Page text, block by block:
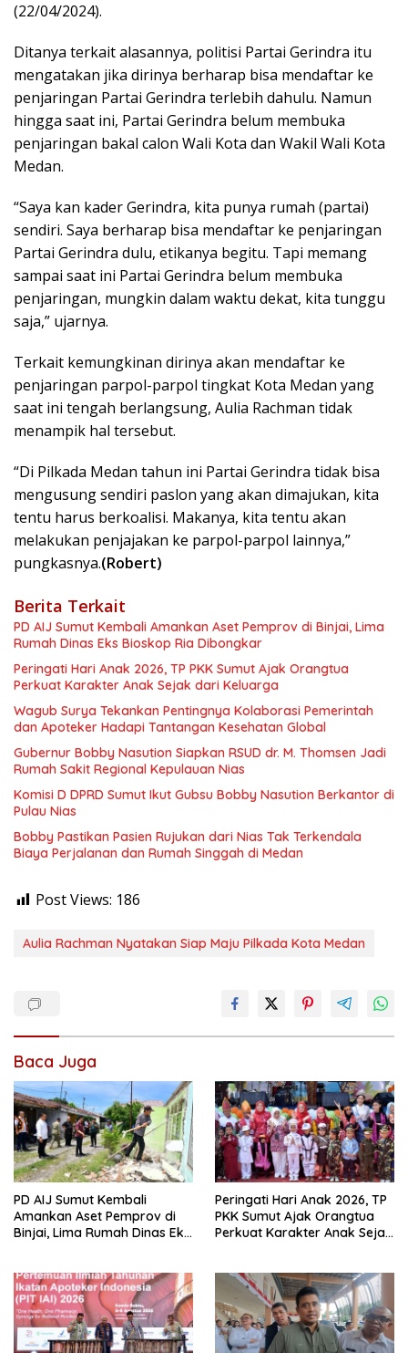
(22/04/2024).
Ditanya terkait alasannya, politisi Partai Gerindra itu
mengatakan jika dirinya berharap bisa mendaftar ke
penjaringan Partai Gerindra terlebih dahulu. Namun
hingga saat ini, Partai Gerindra belum membuka
penjaringan bakal calon Wali Kota dan Wakil Wali Kota
Medan.
“Saya kan kader Gerindra, kita punya rumah (partai)
sendiri. Saya berharap bisa mendaftar ke penjaringan
Partai Gerindra dulu, etikanya begitu. Tapi memang
sampai saat ini Partai Gerindra belum membuka
penjaringan, mungkin dalam waktu dekat, kita tunggu
saja,” ujarnya.
Terkait kemungkinan dirinya akan mendaftar ke
penjaringan parpol-parpol tingkat Kota Medan yang
saat ini tengah berlangsung, Aulia Rachman tidak
menampik hal tersebut.
“Di Pilkada Medan tahun ini Partai Gerindra tidak bisa
mengusung sendiri paslon yang akan dimajukan, kita
tentu harus berkoalisi. Makanya, kita tentu akan
melakukan penjajakan ke parpol-parpol lainnya,”
pungkasnya.(Robert)
Berita Terkait
PD AIJ Sumut Kembali Amankan Aset Pemprov di Binjai, Lima
Rumah Dinas Eks Bioskop Ria Dibongkar
Peringati Hari Anak 2026, TP PKK Sumut Ajak Orangtua
Perkuat Karakter Anak Sejak dari Keluarga
Wagub Surya Tekankan Pentingnya Kolaborasi Pemerintah
dan Apoteker Hadapi Tantangan Kesehatan Global
Gubernur Bobby Nasution Siapkan RSUD dr. M. Thomsen Jadi
Rumah Sakit Regional Kepulauan Nias
Komisi D DPRD Sumut Ikut Gubsu Bobby Nasution Berkantor di
Pulau Nias
Bobby Pastikan Pasien Rujukan dari Nias Tak Terkendala
Biaya Perjalanan dan Rumah Singgah di Medan
Post Views: 186
Aulia Rachman Nyatakan Siap Maju Pilkada Kota Medan
Baca Juga
PD AIJ Sumut Kembali
Amankan Aset Pemprov di
Binjai, Lima Rumah Dinas Eks
Peringati Hari Anak 2026, TP
PKK Sumut Ajak Orangtua
Perkuat Karakter Anak Sejak